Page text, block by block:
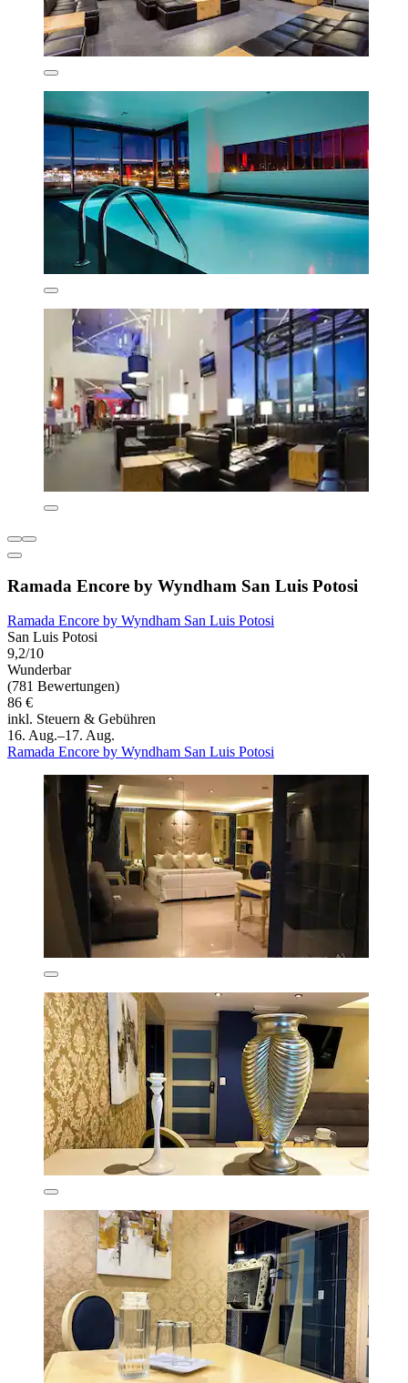
Ramada Encore by Wyndham San Luis Potosi
Ramada Encore by Wyndham San Luis Potosi
San Luis Potosi
9,2/10
Wunderbar
(781 Bewertungen)
86 €
inkl. Steuern & Gebühren
16. Aug.–17. Aug.
Ramada Encore by Wyndham San Luis Potosi